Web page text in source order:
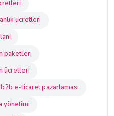
ücretleri
paketleri
ücretleri
e-ticaret pazarlaması
yönetimi